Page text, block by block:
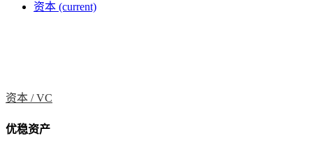
资本 (current)
资本 /VC
优稳资产